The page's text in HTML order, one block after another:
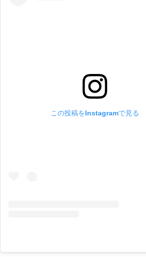
この投稿をInstagramで見る